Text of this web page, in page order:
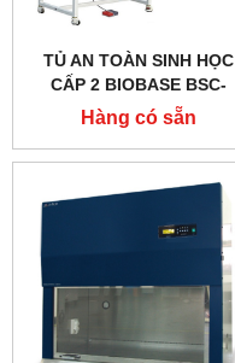
TỦ AN TOÀN SINH HỌC
CẤP 2 BIOBASE BSC-
1100IIA2-X, DÒNG A2
Hàng có sẵn